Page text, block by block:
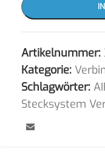
Artikelnummer:
Kategorie:
Schlagwörter:
Stecksystem